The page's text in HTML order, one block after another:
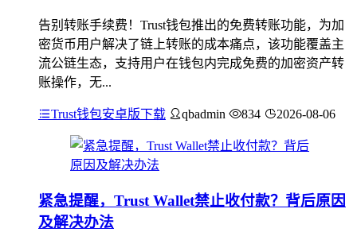
告别转账手续费！Trust钱包推出的免费转账功能，为加
密货币用户解决了链上转账的成本痛点，该功能覆盖主
流公链生态，支持用户在钱包内完成免费的加密资产转
账操作，无...
Trust钱包安卓版下载 qbadmin 834 2026-08-06
紧急提醒，Trust Wallet禁止收付款？背后原因
及解决办法